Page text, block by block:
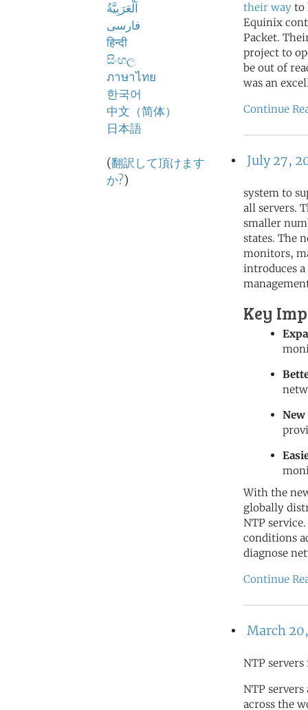
اَلْعَرَبِيَّةُ
فارسی
हिन्दी
සිංහල
ภาษาไทย
한국어
中文（简体）
日本語
(翻訳して頂けます
か?)
their way to
Equinix
Packet.
project to
be out of
was an
Continue
July 27,
system to
all servers.
smaller
states. The
monitors,
introduces
Key
New
With the
globally
NTP
conditions
diagnose
Continue
March
NTP
NTP
across the